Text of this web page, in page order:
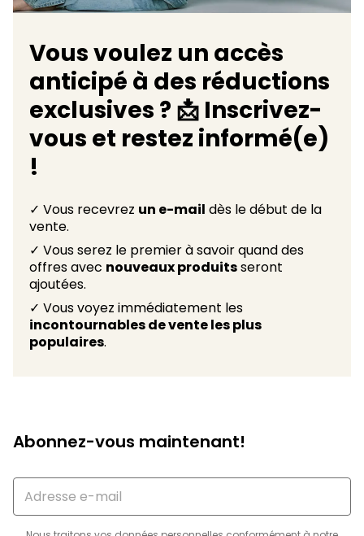
Vous voulez un accès
anticipé à des réductions
exclusives ? 📩 Inscrivez-
vous et restez informé(e)
!
✓ Vous recevrez un e-mail dès le début de la
vente.
✓ Vous serez le premier à savoir quand des
offres avec nouveaux produitsseront
ajoutées.
✓ Vous voyez immédiatement les
incontournables de vente les plus
populaires.
Abonnez-vous maintenant!